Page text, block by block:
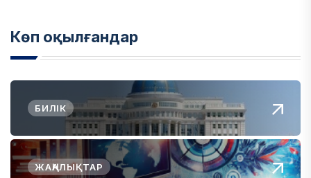
Көп оқылғандар
БИЛІК
ЖАҢАЛЫҚТАР